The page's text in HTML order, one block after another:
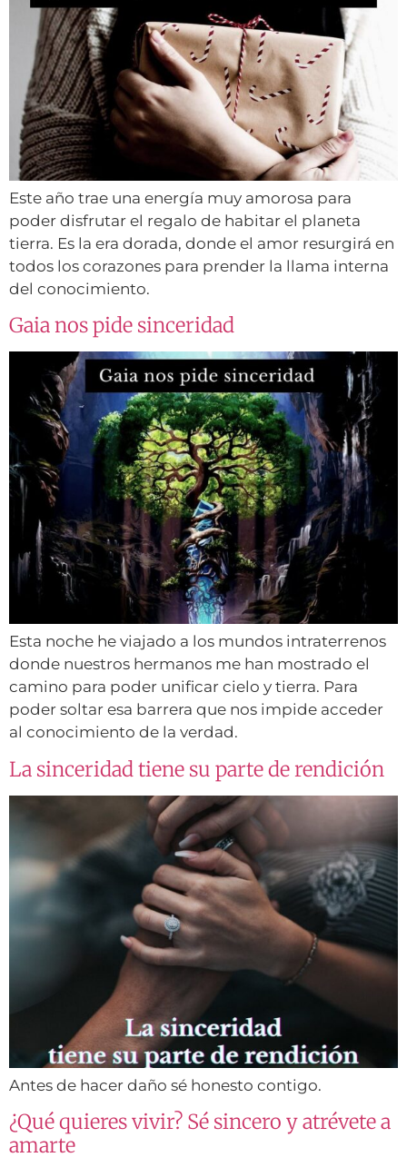
Este año trae una energía muy amorosa para
poder disfrutar el regalo de habitar el planeta
tierra. Es la era dorada, donde el amor resurgirá en
todos los corazones para prender la llama interna
del conocimiento.
Gaia nos pide sinceridad
Esta noche he viajado a los mundos intraterrenos
donde nuestros hermanos me han mostrado el
camino para poder unificar cielo y tierra. Para
poder soltar esa barrera que nos impide acceder
al conocimiento de la verdad.
La sinceridad tiene su parte de rendición
Antes de hacer daño sé honesto contigo.
¿Qué quieres vivir? Sé sincero y atrévete a
amarte